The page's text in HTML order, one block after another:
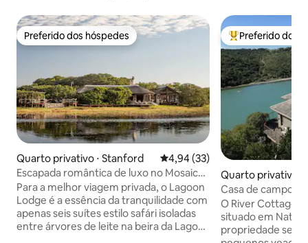
Preferido dos hóspedes
Preferido dos hóspedes
Quarto privativo ⋅ Stanford 4,94 de uma avaliação média
4,94 (33)
Escapada romântica de luxo no Mosaic
Lagoon Lodge
Para a melhor viagem privada, o Lagoon
Lodge é a essência da tranquilidade com
apenas seis suítes estilo safári isoladas
entre árvores de leite na beira da Lagoa
Entre os
Preferido dos
Quarto privativo ⋅
sriviermond
Casa de campo
O River Cottage
situado em
propriedade